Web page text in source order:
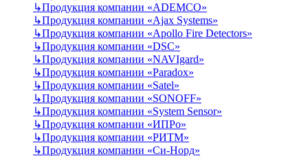
↳Продукция компании «ADEMCO»
↳Продукция компании «Ajax Systems»
↳Продукция компании «Apollo Fire Detectors»
↳Продукция компании «DSC»
↳Продукция компании «NAVIgard»
↳Продукция компании «Paradox»
↳Продукция компании «Satel»
↳Продукция компании «SONOFF»
↳Продукция компании «System Sensor»
↳Продукция компании «ИПРо»
↳Продукция компании «РИТМ»
↳Продукция компании «Си-Норд»